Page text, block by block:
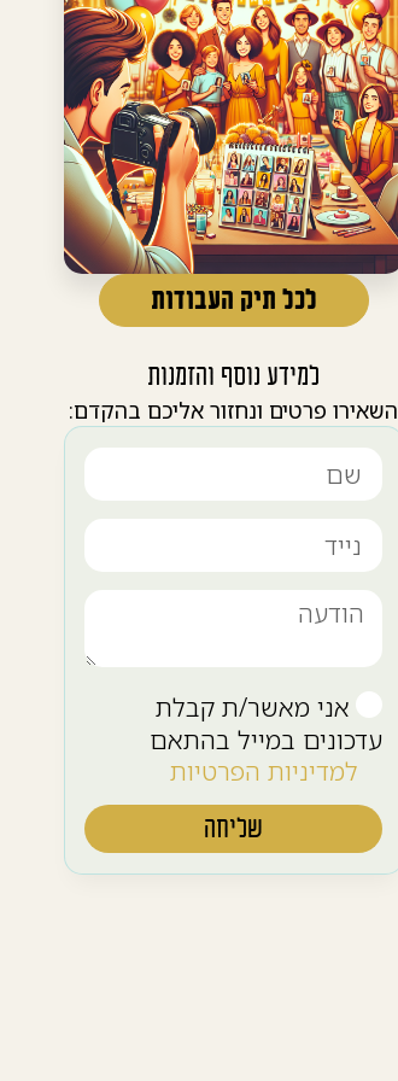
לכל תיק העבודות
למידע נוסף והזמנות
השאירו פרטים ונחזור אליכם בהקדם:
אני מאשר/ת קבלת
עדכונים במייל בהתאם
למדיניות הפרטיות
שליחה